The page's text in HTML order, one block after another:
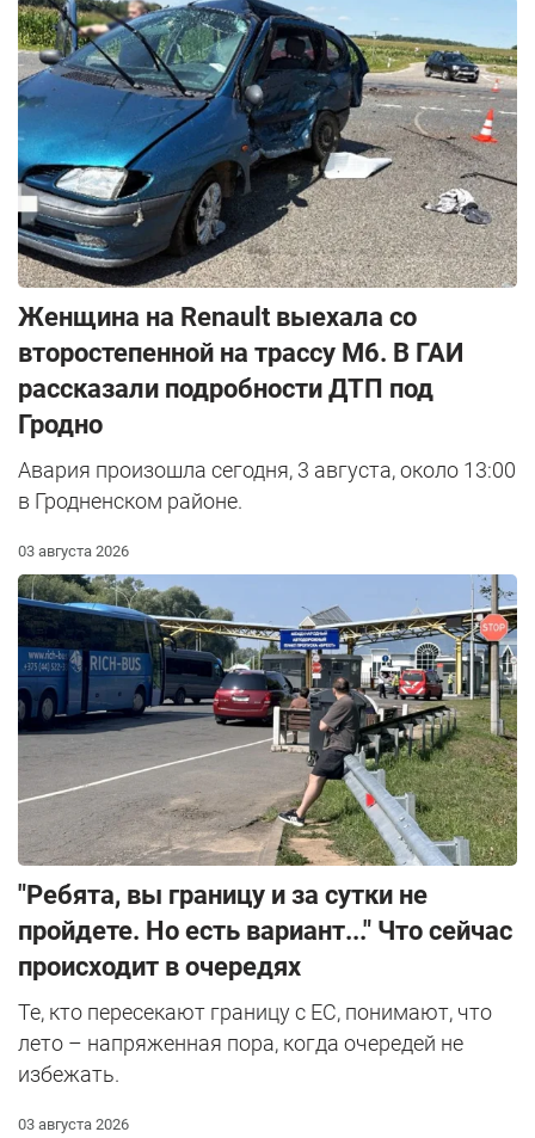
Женщина на Renault выехала со
второстепенной на трассу М6. В ГАИ
рассказали подробности ДТП под
Гродно
Авария произошла сегодня, 3 августа, около 13:00
в Гродненском районе.
03 августа 2026
"Ребята, вы границу и за сутки не
пройдете. Но есть вариант..." Что сейчас
происходит в очередях
Те, кто пересекают границу с ЕС, понимают, что
лето – напряженная пора, когда очередей не
избежать.
03 августа 2026